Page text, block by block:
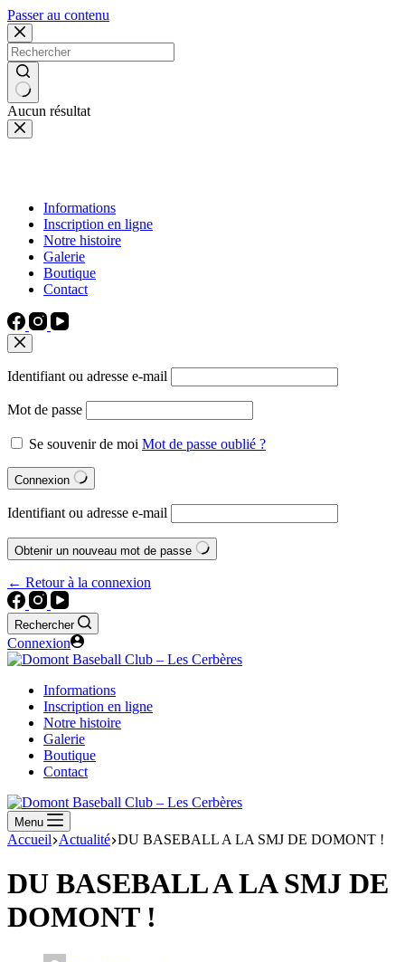
Passer au contenu
Aucun résultat
Informations
Inscription en ligne
Notre histoire
Galerie
Boutique
Contact
Identifiant ou adresse e-mail
Mot de passe
Se souvenir de moi Mot de passe oublié ?
Connexion
Identifiant ou adresse e-mail
Obtenir un nouveau mot de passe
← Retour à la connexion
Rechercher
Connexion
Informations
Inscription en ligne
Notre histoire
Galerie
Boutique
Contact
Menu
Accueil Actualité DU BASEBALL A LA SMJ DE DOMONT !
DU BASEBALL A LA SMJ DE
DOMONT !